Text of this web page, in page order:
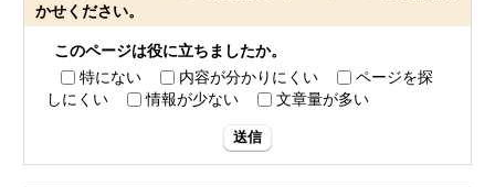
かせください。
このページは役に立ちましたか。
特にない
内容が分かりにくい
ページを探
しにくい
情報が少ない 文章量が多い
送信